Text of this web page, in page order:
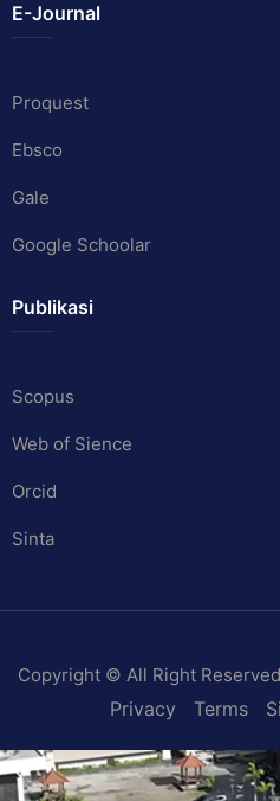
E-Journal
Proquest
Ebsco
Gale
Google Schoolar
Publikasi
Scopus
Web of Sience
Orcid
Sinta
Copyright © All Right
Privacy Terms